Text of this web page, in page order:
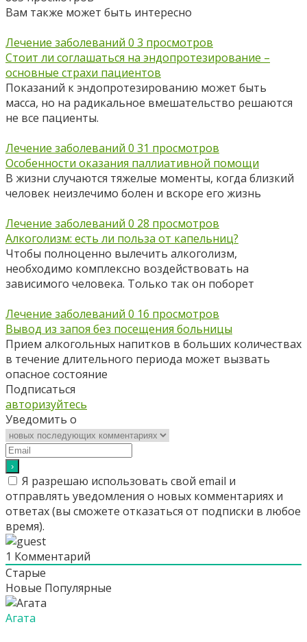
Вам также может быть интересно
Лечение заболеваний 0 3 просмотров
Стоит ли соглашаться на эндопротезирование –
основные страхи пациентов
Показаний к эндопротезированию может быть
масса, но на радикальное вмешательство решаются
не все пациенты.
Лечение заболеваний 0 31 просмотров
Особенности оказания паллиативной помощи
В жизни случаются тяжелые моменты, когда близкий
человек неизлечимо болен и вскоре его жизнь
Лечение заболеваний 0 28 просмотров
Алкоголизм: есть ли польза от капельниц?
Чтобы полноценно вылечить алкоголизм,
необходимо комплексно воздействовать на
зависимого человека. Только так он поборет
Лечение заболеваний 0 16 просмотров
Вывод из запоя без посещения больницы
Прием алкогольных напитков в больших количествах
в течение длительного периода может вызвать
опасное состояние
Подписаться
авторизуйтесь
Уведомить о
Я разрешаю использовать свой email и
отправлять уведомления о новых комментариях и
ответах (вы cможете отказаться от подписки в любое
время).
1 Комментарий
Старые
Новые Популярные
Агата